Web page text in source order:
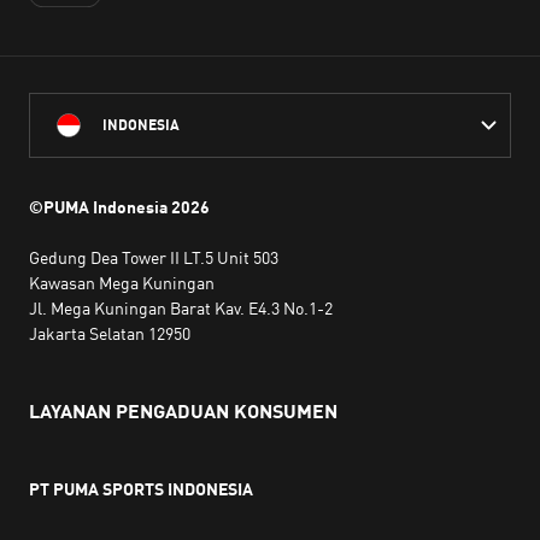
INDONESIA
©PUMA Indonesia2026
Gedung Dea Tower II LT.5 Unit 503
Kawasan Mega Kuningan
Jl. Mega Kuningan Barat Kav. E4.3 No.1-2
Jakarta Selatan 12950
LAYANAN PENGADUAN KONSUMEN
PT PUMA SPORTS INDONESIA